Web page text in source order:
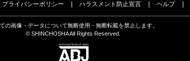
プライバシーポリシー ハラスメント防止宣言 ヘルプ
の画像・データについて無断使用・無断転載を禁止します。
© SHINCHOSHA All Rights Reserved.